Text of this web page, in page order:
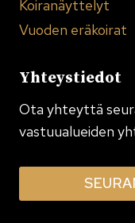
Koiranäyttelyt
Vuoden eräkoirat
Yhteystiedot
Ota yhteyttä
vastuualueiden